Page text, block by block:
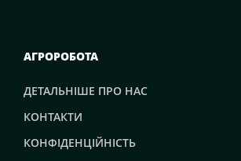
АГРОРОБОТА
ДЕТАЛЬНІШЕ ПРО НАС
КОНТАКТИ
КОНФІДЕНЦІЙНІСТЬ